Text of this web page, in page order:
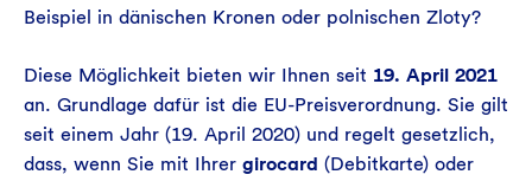
Beispiel in dänischen Kronen oder polnischen Zloty?
Diese Möglichkeit bieten wir Ihnen seit 19. April 2021
an. Grundlage dafür ist die EU-Preisverordnung. Sie gilt
seit einem Jahr (19. April 2020) und regelt gesetzlich,
dass, wenn Sie mit Ihrer girocard (Debitkarte) oder